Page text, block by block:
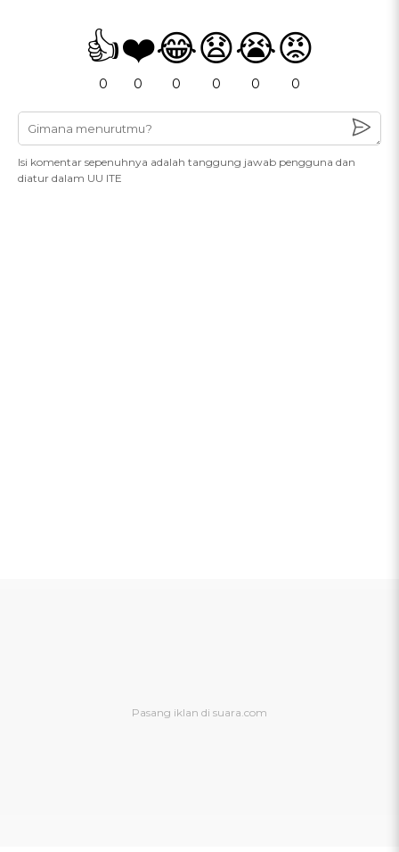
👍
0
❤️
0
😂
0
😧
0
😭
0
😡
0
Isi komentar sepenuhnya adalah tanggung jawab pengguna dan
diatur dalam UU ITE